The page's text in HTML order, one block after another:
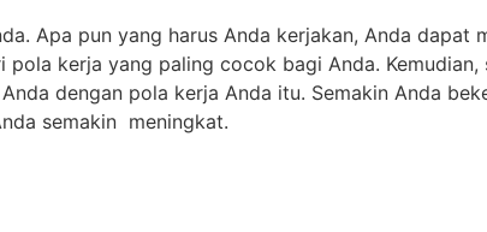
Apa pun yang harus Anda kerjakan, Anda dapat
pola kerja yang paling cocok bagi Anda. Kemudian,
dengan pola kerja Anda itu. Semakin Anda
semakin meningkat.